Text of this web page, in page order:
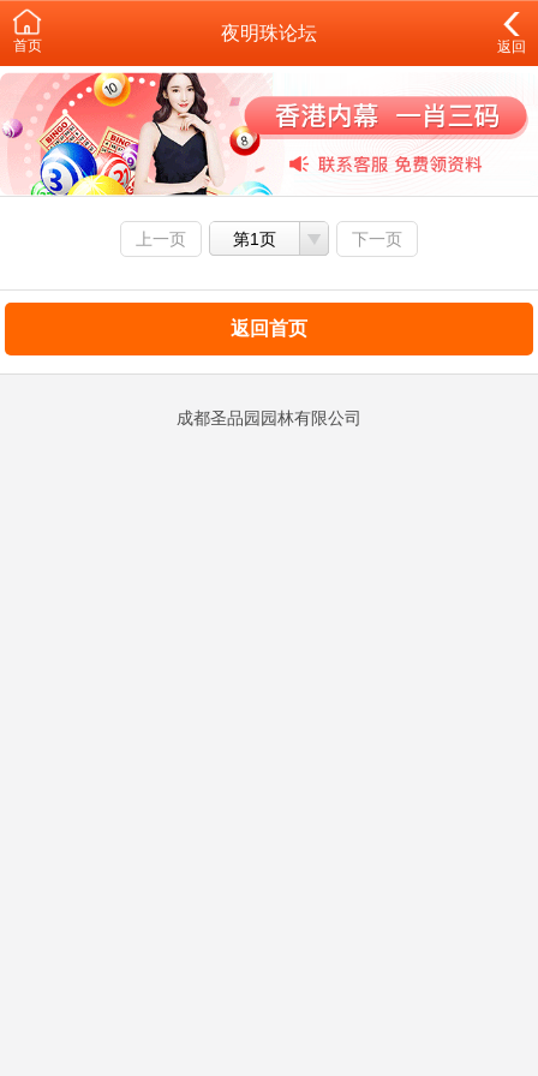
首页
夜明珠论坛
返回
上一页 第1页 下一页
返回首页
成都圣品园园林有限公司